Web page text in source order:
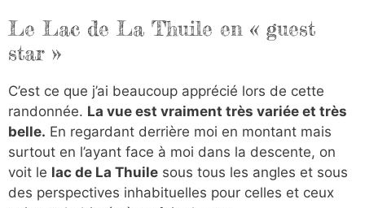
Le Lac de La Thuile en « guest
star »
C’est ce que j’ai beaucoup apprécié lors de cette
randonnée. La vue est vraiment très variée et très
belle. En regardant derrière moi en montant mais
surtout en l’ayant face à moi dans la descente, on
voit le lac de La Thuile sous tous les angles et sous
des perspectives inhabituelles pour celles et ceux